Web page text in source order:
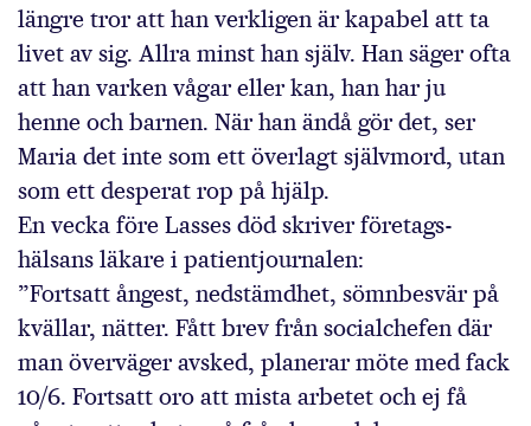
längre tror att han verkligen är kapabel att ta
livet av sig. Allra minst han själv. Han säger ofta
att han varken vågar eller kan, han har ju
henne och barnen. När han ändå gör det, ser
Maria det inte som ett överlagt självmord, utan
som ett desperat rop på hjälp.
En vecka före Lasses död skriver företags­
hälsans läkare i patientjournalen:
”Fortsatt ångest, nedstämdhet, sömnbesvär på
kvällar, nätter. Fått brev från socialchefen där
man överväger avsked, planerar möte med fack
10/6. Fortsatt oro att mista arbetet och ej få